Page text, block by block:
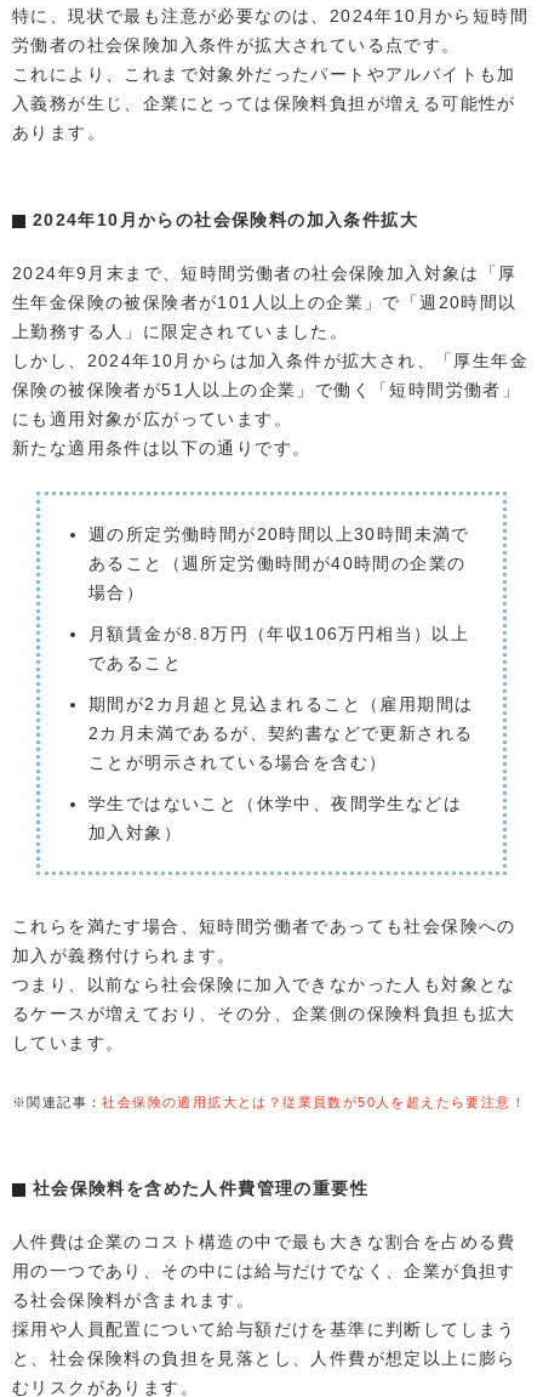
特に、現状で最も注意が必要なのは、2024年10月から短時間
労働者の社会保険加入条件が拡大されている点です。
これにより、これまで対象外だったパートやアルバイトも加
入義務が生じ、企業にとっては保険料負担が増える可能性が
あります。
2024年10月からの社会保険料の加入条件拡大
2024年9月末まで、短時間労働者の社会保険加入対象は「厚
生年金保険の被保険者が101人以上の企業」で「週20時間以
上勤務する人」に限定されていました。
しかし、2024年10月からは加入条件が拡大され、「厚生年金
保険の被保険者が51人以上の企業」で働く「短時間労働者」
にも適用対象が広がっています。
新たな適用条件は以下の通りです。
週の所定労働時間が20時間以上30時間未満で
あること（週所定労働時間が40時間の企業の
場合）
月額賃金が8.8万円（年収106万円相当）以上
であること
期間が2カ月超と見込まれること（雇用期間は
2カ月未満であるが、契約書などで更新される
ことが明示されている場合を含む）
学生ではないこと（休学中、夜間学生などは
加入対象）
これらを満たす場合、短時間労働者であっても社会保険への
加入が義務付けられます。
つまり、以前なら社会保険に加入できなかった人も対象とな
るケースが増えており、その分、企業側の保険料負担も拡大
しています。
※関連記事：社会保険の適用拡大とは？従業員数が50人を超えたら要注意！
社会保険料を含めた人件費管理の重要性
人件費は企業のコスト構造の中で最も大きな割合を占める費
用の一つであり、その中には給与だけでなく、企業が負担す
る社会保険料が含まれます。
採用や人員配置について給与額だけを基準に判断してしまう
と、社会保険料の負担を見落とし、人件費が想定以上に膨ら
むリスクがあります。